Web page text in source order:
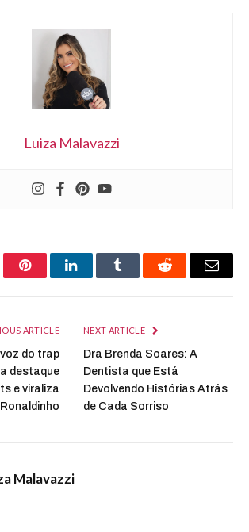
Luiza Malavazzi
PinterestLinkedInTumblr Reddit Email
ARTICLE
do trap
destaque
e viraliza
NEXT ARTICLE
Dra Brenda Soares: A
Dentista que Está
Devolvendo Histórias Atrás
de Cada Sorriso
Malavazzi